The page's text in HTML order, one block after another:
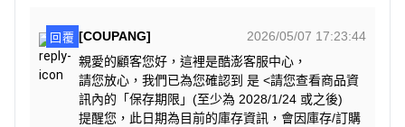
回覆 [COUPANG]
2026/05/07 17:23:44
親愛的顧客您好，這裡是酷澎客服中心，
請您放心，我們已為您確認到 是 <請您查看商品資
訊內的「保存期限」(至少為 2028/1/24 或之後)
提醒您，此日期為目前的庫存資訊，會因庫存/訂購